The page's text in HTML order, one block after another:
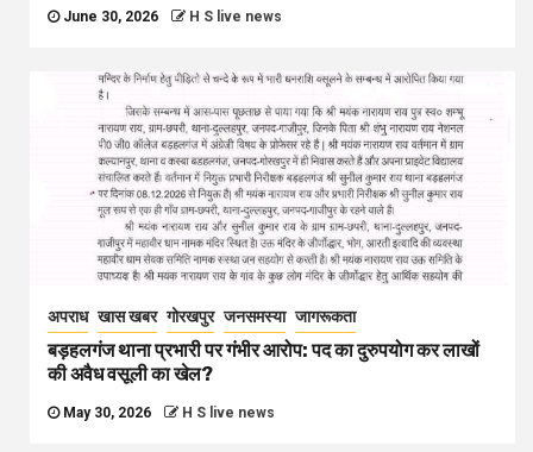
June 30, 2026 H S live news
अपराध खास खबर गोरखपुर जनसमस्या जागरूकता
बड़हलगंज थाना प्रभारी पर गंभीर आरोप: पद का दुरुपयोग कर लाखों
की अवैध वसूली का खेल?
May 30, 2026 H S live news